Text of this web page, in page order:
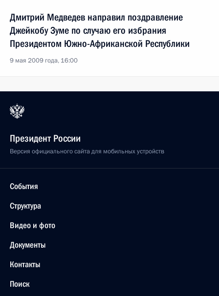
Дмитрий Медведев направил поздравление
Джейкобу Зуме по случаю его избрания
Президентом Южно-Африканской Республики
9 мая 2009 года, 16:00
Президент России
Версия официального сайта для мобильных устройств
События
Структура
Видео и фото
Документы
Контакты
Поиск